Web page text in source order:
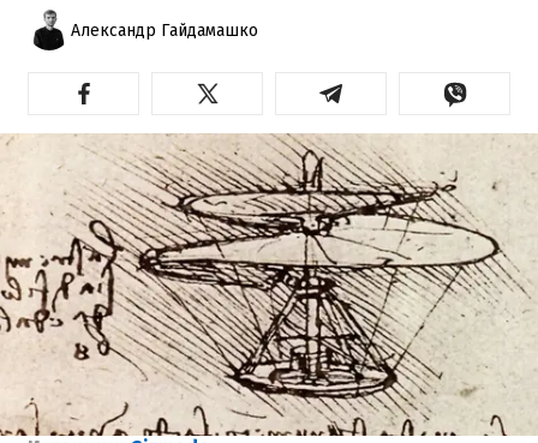
Александр Гайдамашко